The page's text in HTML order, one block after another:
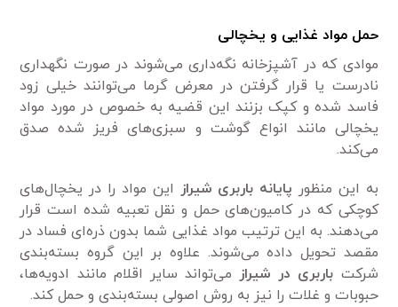
حمل مواد غذایی و یخچالی
موادی که در آشپزخانه نگه‌داری می‌شوند در صورت نگهداری
نادرست یا قرار گرفتن در معرض گرما می‌توانند خیلی زود
فاسد شده و کپک بزنند این قضیه به خصوص در مورد مواد
یخچالی مانند انواع گوشت و سبزی‌های فریز شده صدق
می‌کند.
به این منظور پایانه باربری شیراز این مواد را در یخچال‌های
کوچکی که در کامیون‌های حمل و نقل تعبیه شده است قرار
می‌دهند. به این ترتیب مواد غذایی شما بدون ذره‌ای فساد در
مقصد تحویل داده می‌شوند. علاوه بر این گروه بسته‌بندی
شرکت باربری در شیراز می‌تواند سایر اقلام مانند ادویه‌ها،
حبوبات و غلات را نیز به روش اصولی بسته‌بندی و حمل کند.